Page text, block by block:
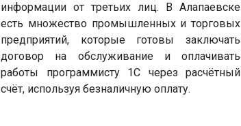
информации от третьих лиц. В Алапаевске
есть множество промышленных и торговых
предприятий, которые готовы заключать
договор на обслуживание и оплачивать
работы программисту 1С через расчётный
счёт, используя безналичную оплату.